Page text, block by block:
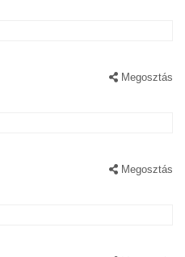
Megosztás
Megosztás